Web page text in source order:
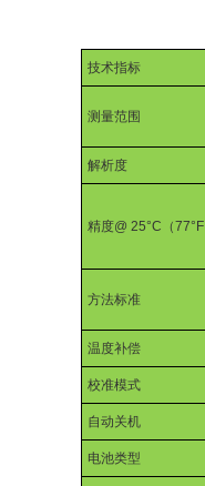
技术指标
测量范围
解析度
精度@ 25°C （77°F
方法标准
温度补偿
校准模式
自动关机
电池类型